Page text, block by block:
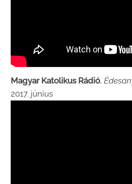
Magyar Katolikus Rádió,
2017. június